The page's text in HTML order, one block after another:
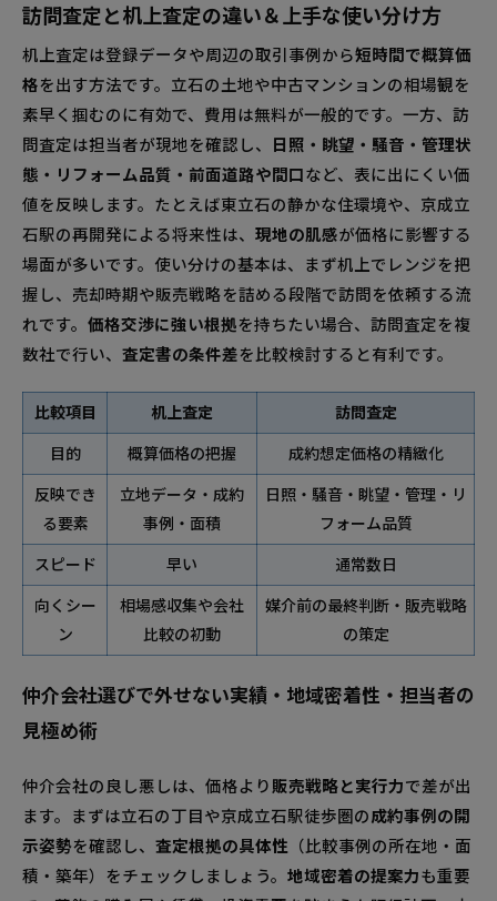
訪問査定と机上査定の違い＆上手な使い分け方
机上査定は登録データや周辺の取引事例から短時間で概算価
格を出す方法です。立石の土地や中古マンションの相場観を
素早く掴むのに有効で、費用は無料が一般的です。一方、訪
問査定は担当者が現地を確認し、
日照・眺望・騒音・管理状
態・リフォーム品質・前面道路や間口など、表に出にくい価
値を反映します。たとえば東立石の静かな住環境や、京成立
石駅の再開発による将来性は、 現地の肌感が価格に影響する
場面が多いです。使い分けの基本は、まず机上でレンジを把
握し、売却時期や販売戦略を詰める段階で訪問を依頼する流
れです。 価格交渉に強い根拠を持ちたい場合、訪問査定を複
数社で行い、 査定書の条件差を比較検討すると有利です。
比較項目 机上査定 訪問査定
目的 概算価格の把握 成約想定価格の精緻化
反映でき
る要素
立地データ・成約
事例・面積
日照・騒音・眺望・管理・リ
フォーム品質
スピード 早い 通常数日
向くシー
ン
相場感収集や会社
比較の初動
媒介前の最終判断・販売戦略
の策定
仲介会社選びで外せない実績・地域密着性・担当者の
見極め術
仲介会社の良し悪しは、価格より販売戦略と実行力で差が出
ます。まずは立石の丁目や京成立石駅徒歩圏の成約事例の開
示姿勢を確認し、 査定根拠の具体性 （比較事例の所在地・面
積・築年）をチェックしましょう。 地域密着の提案力も重要